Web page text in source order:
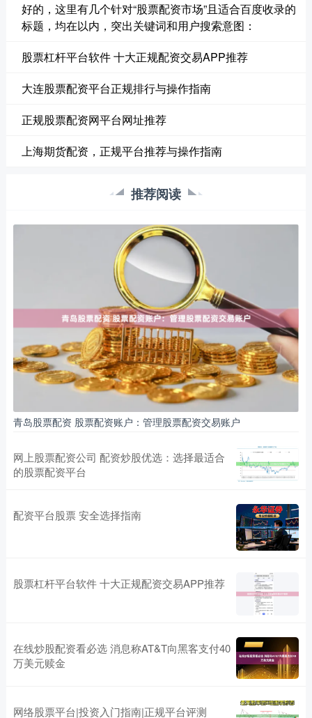
好的，这里有几个针对“股票配资市场”且适合百度收录的
标题，均在以内，突出关键词和用户搜索意图：
股票杠杆平台软件 十大正规配资交易APP推荐
大连股票配资平台正规排行与操作指南
正规股票配资网平台网址推荐
上海期货配资，正规平台推荐与操作指南
推荐阅读
青岛股票配资 股票配资账户：管理股票配资交易账户
网上股票配资公司 配资炒股优选：选择最适合
的股票配资平台
配资平台股票 安全选择指南
股票杠杆平台软件 十大正规配资交易APP推荐
在线炒股配资看必选 消息称AT&T向黑客支付40
万美元赎金
网络股票平台|投资入门指南|正规平台评测